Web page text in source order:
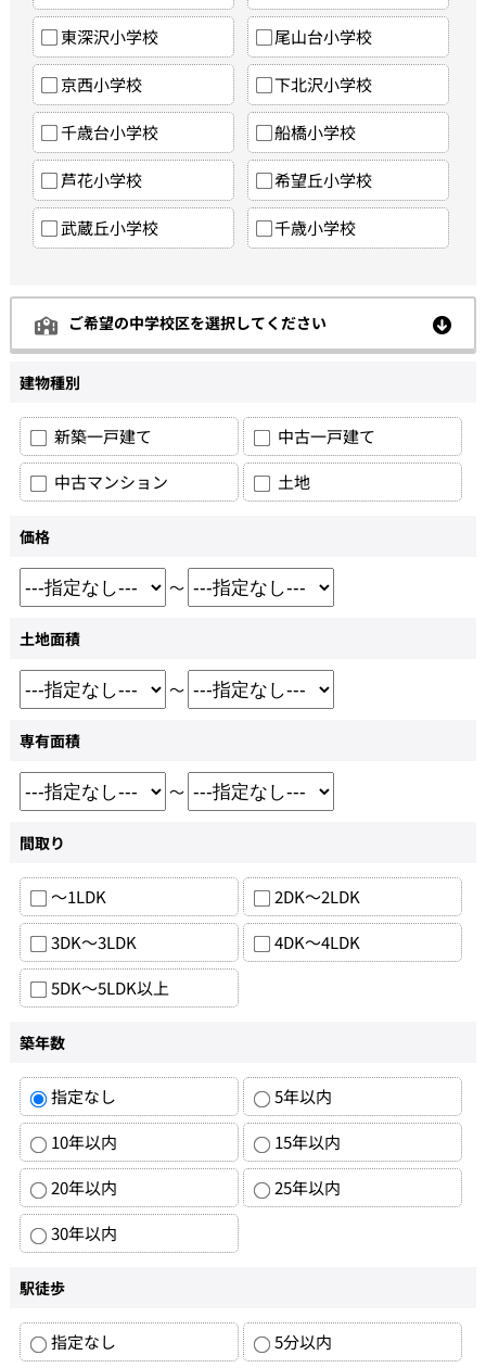
東深沢小学校 尾山台小学校
京西小学校 下北沢小学校
千歳台小学校 船橋小学校
芦花小学校 希望丘小学校
武蔵丘小学校 千歳小学校
ご希望の中学校区を選択してください
建物種別
新築一戸建て
中古一戸建て
中古マンション
土地
価格
～
土地面積
～
専有面積
～
間取り
～1LDK
2DK～2LDK
3DK～3LDK
4DK～4LDK
5DK～5LDK以上
築年数
指定なし
5年以内
10年以内
15年以内
20年以内
25年以内
30年以内
駅徒歩
指定なし
5分以内